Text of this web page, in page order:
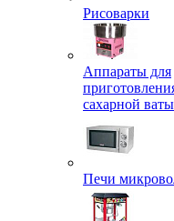
Рисоварки
Аппараты для
сахарной ваты
Печи